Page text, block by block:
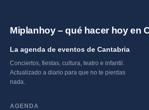
Miplanhoy – qué hacer hoy en
La agenda de eventos de Cantabria
Conciertos, fiestas, cultura, teatro e infantil.
Actualizado a diario para que no te pierdas
nada.
AGENDA